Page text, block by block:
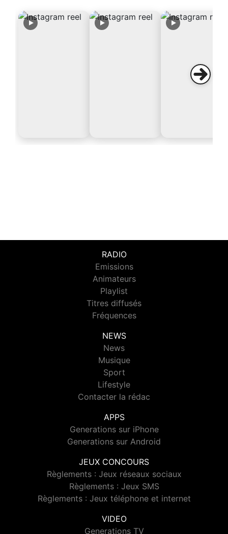
RADIO
Emissions
Animateurs
Playlist
Titres diffusés
Fréquences
NEWS
News
Musique
Sport
Lifestyle
Contacter la rédac
APPS
Generations sur iPhone
Generations sur Android
JEUX CONCOURS
Règlements : Jeux réseaux sociaux
Règlements : Jeux SMS
Règlements : Jeux téléphone et internet
VIDEO
Generations TV